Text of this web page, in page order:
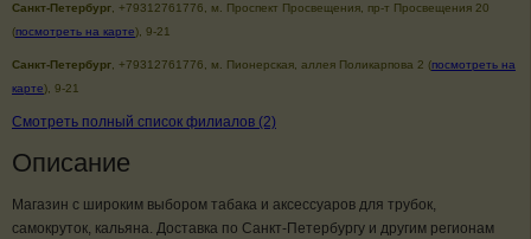
Санкт-Петербург , +79312761776, м. Проспект Просвещения, пр-т Просвещения 20
(посмотреть на карте), 9-21
Санкт-Петербург , +79312761776, м. Пионерская, аллея Поликарпова 2 (посмотреть на
карте), 9-21
Смотреть полный список филиалов (2)
Описание
Магазин с широким выбором табака и аксессуаров для трубок,
самокруток, кальяна. Доставка по Санкт-Петербургу и другим регионам